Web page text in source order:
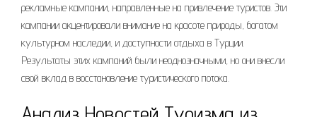
рекламные кампании, направленные на привлечение туристов. Эти
кампании акцентировали внимание на красоте природы, богатом
культурном наследии, и доступности отдыха в Турции.
Результаты этих кампаний были неоднозначными, но они внесли
свой вклад в восстановление туристического потока.